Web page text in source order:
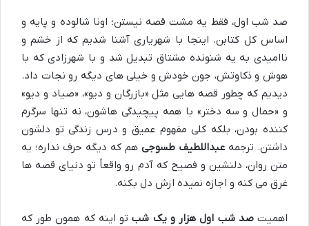
صد شب اول، فقط یه مشت قصه نیستن؛ اونا شالوده و پایه و
اساس کل کتابن. اینجا با شهریاری آشنا شدیم که از خشم و
ناامیدی به یه شنونده مشتاق تبدیل شد و با شهرزادی که با
هوش و ذکاوتش، جون خودش و خیلی های دیگه رو نجات داد.
دیدیم که چطور قصه هایی مثل «بازرگان و دیو»، «صیاد و دیو»
و «حمال و سه دختر» با همه پیچیدگی هاشون، نه تنها سرگرم
کننده بودن، بلکه کلی مفهوم عمیق و درس زندگی تو دلشون
داشتن. ترجمه عبداللطیف طسوجی هم که دیگه حرف نداره؛ یه
متن روان، دلنشین و فصیح که آدم رو واقعاً تو دنیای قصه ها
غرق می کنه و اجازه نمیده ازش دل بکنه.
اهمیتصد شب اول هزار و یک شبتو اینه که همون طور که